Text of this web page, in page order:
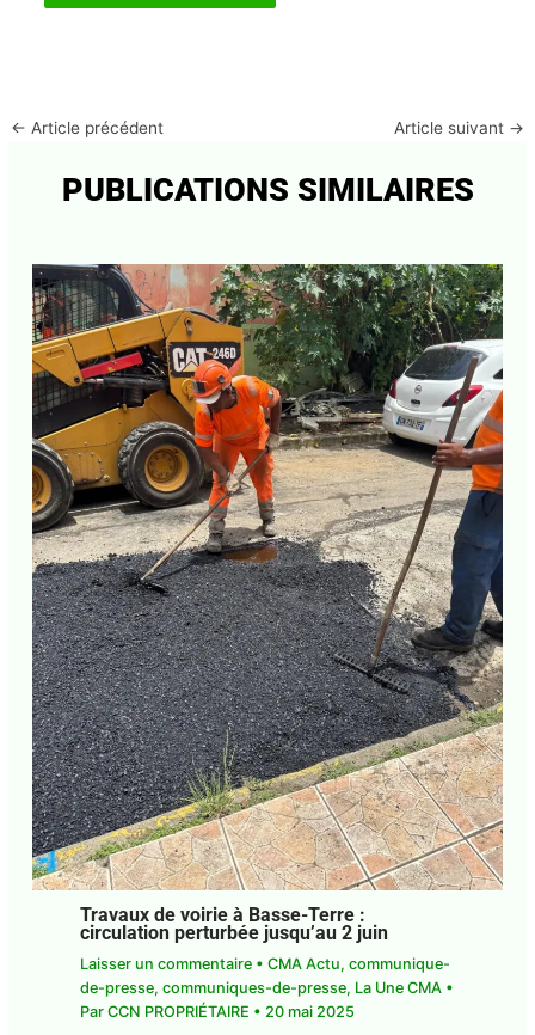
← Article précédent Article suivant→
PUBLICATIONS SIMILAIRES
Travaux de voirie à Basse-Terre :
circulation perturbée jusqu’au 2 juin
Laisser un commentaire •CMA Actu ,
communique-de-presse ,communiques-de-
presse,La Une CMA• ParCCN PROPRIÉTAIRE•
20 mai 2025